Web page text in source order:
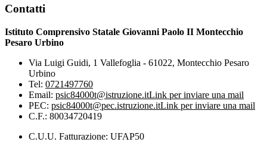
Contatti
Istituto Comprensivo Statale Giovanni Paolo II Montecchio
Pesaro Urbino
Via Luigi Guidi, 1 Vallefoglia - 61022, Montecchio Pesaro
Urbino
Tel: 0721497760
Email: psic84000t@istruzione.itLink per inviare una mail
PEC: psic84000t@pec.istruzione.itLink per inviare una mail
C.F.: 80034720419
C.U.U. Fatturazione: UFAP50